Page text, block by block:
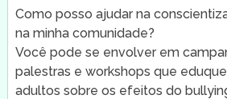
Como posso ajudar na
na minha comunidade?
Você pode se envolver em
palestras e workshops que
adultos sobre os efeitos do